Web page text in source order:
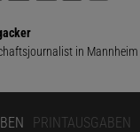
in Mannheim
PRINTAUSGABEN